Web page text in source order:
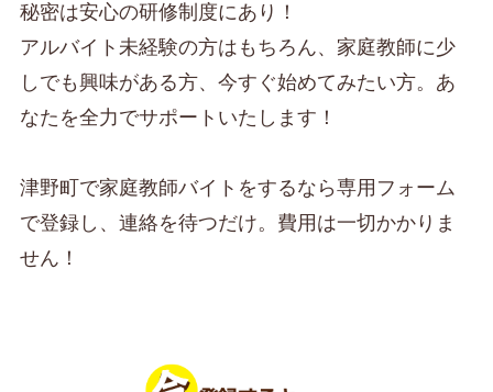
秘密は安心の研修制度にあり！
アルバイト未経験の方はもちろん、家庭教師に少
しでも興味がある方、今すぐ始めてみたい方。あ
なたを全力でサポートいたします！
津野町で家庭教師バイトをするなら専用フォーム
で登録し、連絡を待つだけ。費用は一切かかりま
せん！